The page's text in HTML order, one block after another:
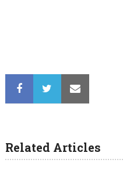
Related Articles